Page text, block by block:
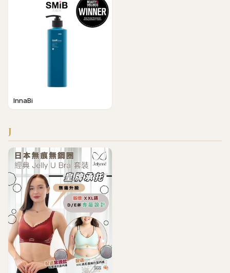
InnaBi
J